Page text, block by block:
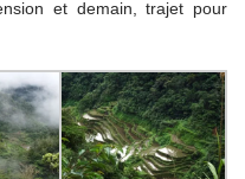
et demain, trajet pour